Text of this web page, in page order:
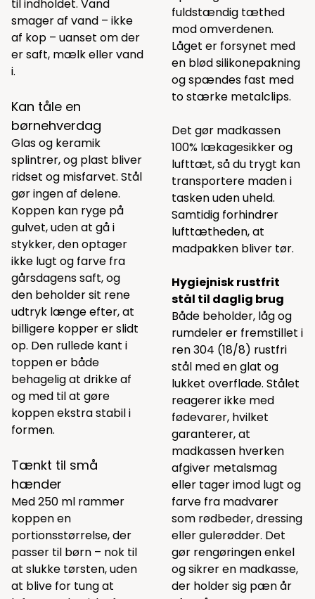
til indholdet. Vand
smager af vand – ikke
af kop – uanset om der
er saft, mælk eller vand
i.
Kan tåle en
børnehverdag
Glas og keramik
splintrer, og plast bliver
ridset og misfarvet. Stål
gør ingen af delene.
Koppen kan ryge på
gulvet, uden at gå i
stykker, den optager
ikke lugt og farve fra
gårsdagens saft, og
den beholder sit rene
udtryk længe efter, at
billigere kopper er slidt
op. Den rullede kant i
toppen er både
behagelig at drikke af
og med til at gøre
koppen ekstra stabil i
formen.
Tænkt til små
hænder
Med 250 ml rammer
koppen en
portionsstørrelse, der
passer til børn – nok til
at slukke tørsten, uden
at blive for tung at
fuldstændig tæthed
mod omverdenen.
Låget er forsynet med
en blød silikonepakning
og spændes fast med
to stærke metalclips.
Det gør madkassen
100% lækagesikker og
lufttæt, så du trygt kan
transportere maden i
tasken uden uheld.
Samtidig forhindrer
lufttætheden, at
madpakken bliver tør.
Hygiejnisk rustfrit
stål til daglig brug
Både beholder, låg og
rumdeler er fremstillet i
ren 304 (18/8) rustfri
stål med en glat og
lukket overflade. Stålet
reagerer ikke med
fødevarer, hvilket
garanterer, at
madkassen hverken
afgiver metalsmag
eller tager imod lugt og
farve fra madvarer
som rødbeder, dressing
eller gulerødder. Det
gør rengøringen enkel
og sikrer en madkasse,
der holder sig pæn år